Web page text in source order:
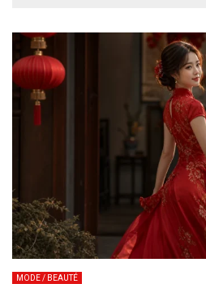
MODE / BEAUTÉ